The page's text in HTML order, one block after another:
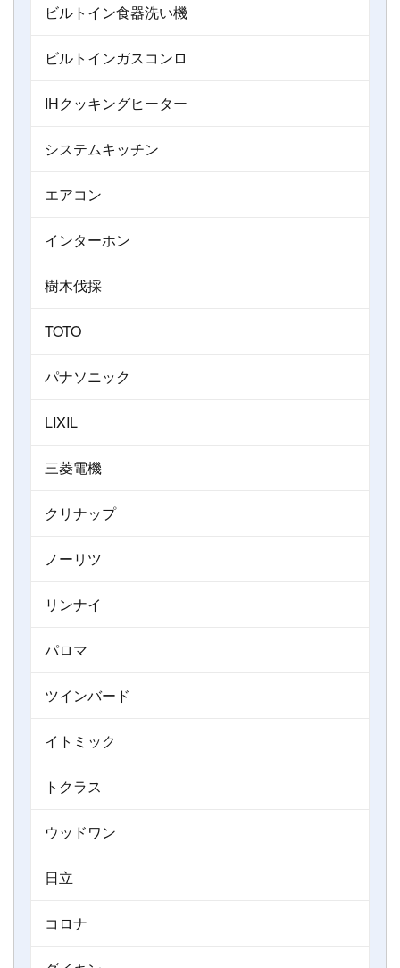
ビルトイン食器洗い機
ビルトインガスコンロ
IHクッキングヒーター
システムキッチン
エアコン
インターホン
樹木伐採
TOTO
パナソニック
LIXIL
三菱電機
クリナップ
ノーリツ
リンナイ
パロマ
ツインバード
イトミック
トクラス
ウッドワン
日立
コロナ